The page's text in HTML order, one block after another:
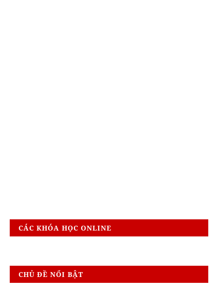
CÁC KHÓA HỌC ONLINE
CHỦ ĐỀ NỔI BẬT